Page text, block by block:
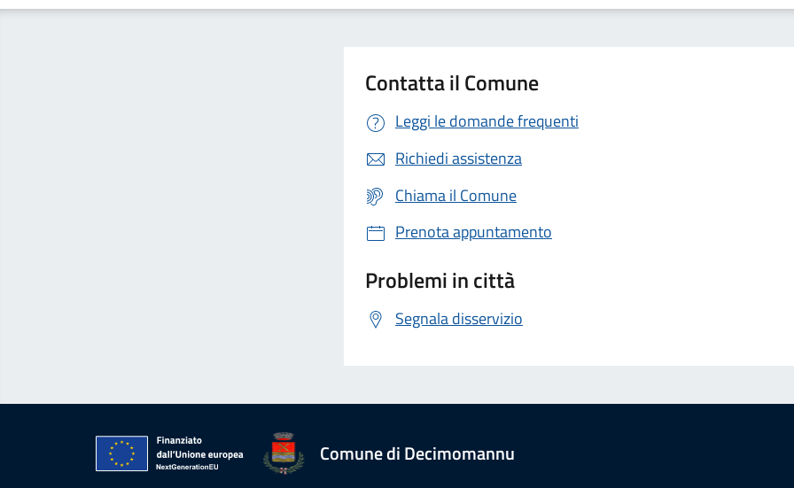
Contatta il Comune
Leggi le domande frequenti
Richiedi assistenza
Chiama il Comune
Prenota appuntamento
Problemi in città
Segnala disservizio
Comune di Decimomannu